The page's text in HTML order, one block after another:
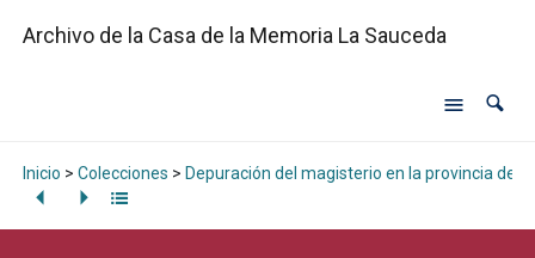
Archivo de la Casa de la Memoria La Sauceda
Inicio > Colecciones > Depuración del magisterio en la provincia de